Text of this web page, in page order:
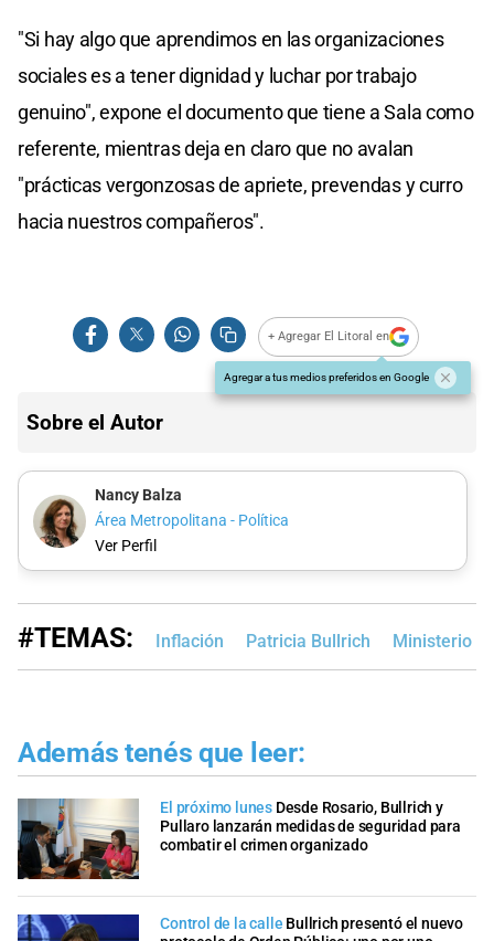
"Si hay algo que aprendimos en las organizaciones
sociales es a tener dignidad y luchar por trabajo
genuino", expone el documento que tiene a Sala como
referente, mientras deja en claro que no avalan
"prácticas vergonzosas de apriete, prevendas y curro
hacia nuestros compañeros".
+ Agregar El Litoral en
Agregar a tus medios preferidos en Google
Sobre el Autor
Nancy Balza
Área Metropolitana - Política
Ver Perfil
#TEMAS: Inflación Patricia Bullrich Ministerio
Además tenés que leer:
El próximo lunes Desde Rosario, Bullrich y
Pullaro lanzarán medidas de seguridad para
combatir el crimen organizado
Control de la calle Bullrich presentó el nuevo